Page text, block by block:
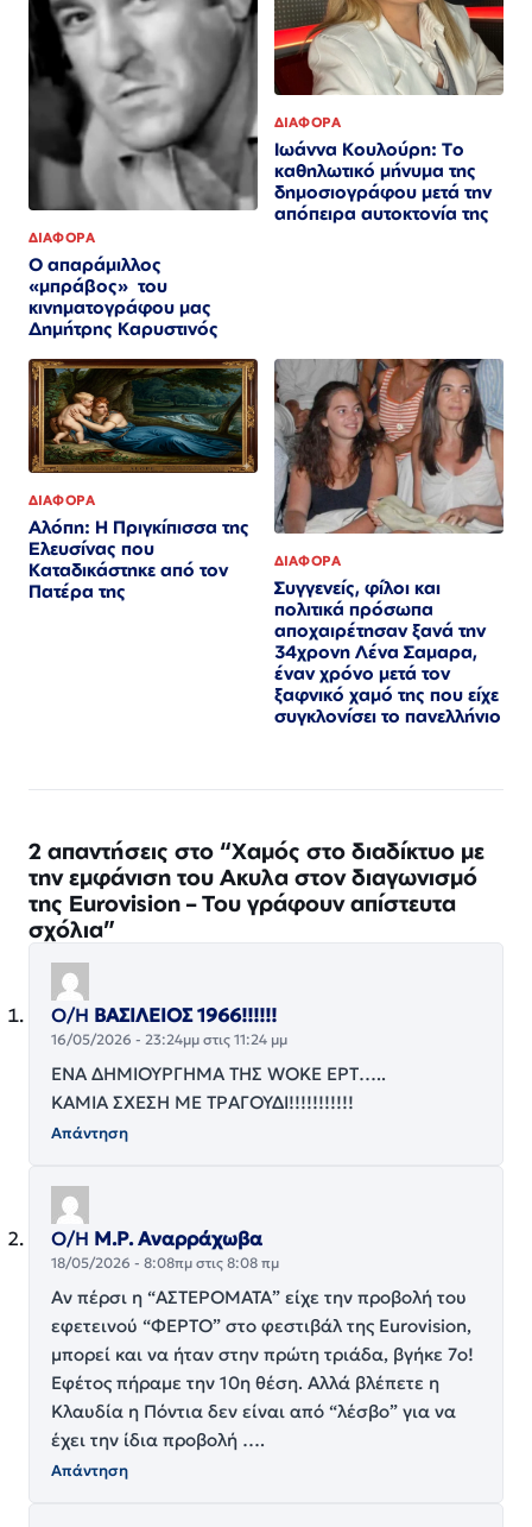
ΔΙΑΦΟΡΑ
Ο απαράμιλλος
«μπράβος» του
κινηματογράφου μας
Δημήτρης Καρυστινός
ΔΙΑΦΟΡΑ
Ιωάννα Κουλούρη: Το
καθηλωτικό μήνυμα της
δημοσιογράφου μετά την
απόπειρα αυτοκτονία της
ΔΙΑΦΟΡΑ
Αλόπη: Η Πριγκίπισσα της
Ελευσίνας που
Καταδικάστηκε από τον
Πατέρα της
ΔΙΑΦΟΡΑ
Συγγενείς, φίλοι και
πολιτικά πρόσωπα
αποχαιρέτησαν ξανά την
34χρονη Λένα Σαμαρα,
έναν χρόνο μετά τον
ξαφνικό χαμό της που είχε
συγκλονίσει το πανελλήνιο
2 απαντήσεις στο “Χαμός στο διαδίκτυο με
την εμφάνιση του Ακυλα στον διαγωνισμό
της Eurovision – Του γράφουν απίστευτα
σχόλια”
Ο/Η ΒΑΣΙΛΕΙΟΣ 1966!!!!!!
16/05/2026 - 23:24μμ στις 11:24 μμ
ΕΝΑ ΔΗΜΙΟΥΡΓΗΜΑ ΤΗΣ WOKE ΕΡΤ…..
ΚΑΜΙΑ ΣΧΕΣΗ ΜΕ ΤΡΑΓΟΥΔΙ!!!!!!!!!!!
Απάντηση
Ο/Η Μ.Ρ. Αναρράχωβα
18/05/2026 - 8:08πμ στις 8:08 πμ
Αν πέρσι η “ΑΣΤΕΡΟΜΑΤΑ” είχε την προβολή του
εφετεινού “ΦΕΡΤΟ” στο φεστιβάλ της Eurovision,
μπορεί και να ήταν στην πρώτη τριάδα, βγήκε 7ο!
Εφέτος πήραμε την 10η θέση. Αλλά βλέπετε η
Κλαυδία η Πόντια δεν είναι από “λέσβο” για να
έχει την ίδια προβολή ….
Απάντηση